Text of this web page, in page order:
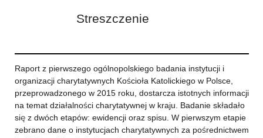
Streszczenie
Raport z pierwszego ogólnopolskiego badania instytucji i
organizacji charytatywnych Kościoła Katolickiego w Polsce,
przeprowadzonego w 2015 roku, dostarcza istotnych informacji
na temat działalności charytatywnej w kraju. Badanie składało
się z dwóch etapów: ewidencji oraz spisu. W pierwszym etapie
zebrano dane o instytucjach charytatywnych za pośrednictwem